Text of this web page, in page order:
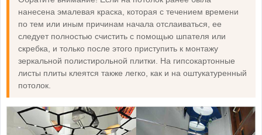
нанесена эмалевая краска, которая с течением времени
по тем или иным причинам начала отслаиваться, ее
следует полностью счистить с помощью шпателя или
скребка, и только после этого приступить к монтажу
зеркальной полистирольной плитки. На гипсокартонные
листы плиты клеятся также легко, как и на оштукатуренный
потолок.